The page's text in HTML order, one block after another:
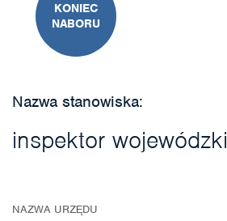
KONIEC
NABORU
Nazwa stanowiska:
inspektor wojewódzki
NAZWA URZĘDU